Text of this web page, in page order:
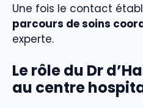
Une fois le contact
parcours de soins
experte.
Le rôle du Dr
au centre